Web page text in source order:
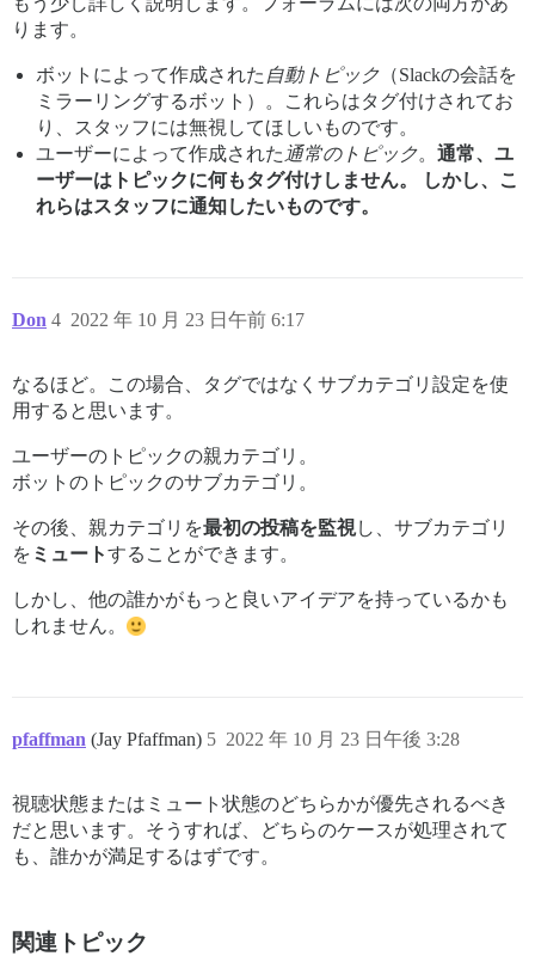
ります。
ボットによって作成された 自動トピック （Slackの会話を
ミラーリングするボット）。これらはタグ付けされてお
り、スタッフには無視してほしいものです。
ユーザーによって作成された 通常のトピック。 通常、ユ
ーザーはトピックに何もタグ付けしません。
しかし、こ
れらはスタッフに通知したいものです。
Don 2022 年 10 月 23 日午前 6:17
4
なるほど。この場合、タグではなくサブカテゴリ設定を使
用すると思います。
ユーザーのトピックの親カテゴリ。
ボットのトピックのサブカテゴリ。
その後、親カテゴリを最初の投稿を監視し、サブカテゴリ
を ミュートすることができます。
しかし、他の誰かがもっと良いアイデアを持っているかも
しれません。
pfaffman (Jay Pfaffman) 2022 年 10 月 23 日午後 3:28
5
視聴状態またはミュート状態のどちらかが優先されるべき
だと思います。そうすれば、どちらのケースが処理されて
も、誰かが満足するはずです。
関連トピック